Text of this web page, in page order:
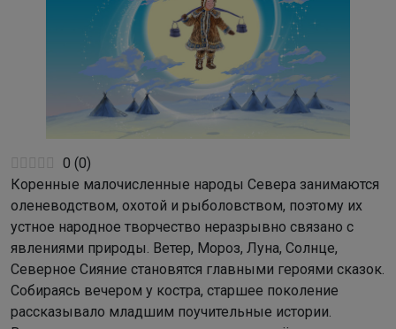
0 (0)
Коренные малочисленные народы Севера занимаются
оленеводством, охотой и рыболовством, поэтому их
устное народное творчество неразрывно связано с
явлениями природы. Ветер, Мороз, Луна, Солнце,
Северное Сияние становятся главными героями сказок.
Собираясь вечером у костра, старшее поколение
рассказывало младшим поучительные истории.